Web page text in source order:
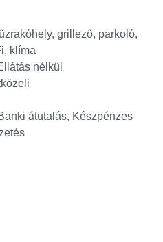
grillező, parkoló,
klíma
nélkül
átutalás, Készpénzes